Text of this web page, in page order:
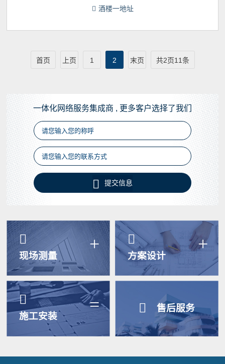
 酒楼一地址
首页 上页 1 2 末页 共2页11条
一体化网络服务集成商 , 更多客户选择了我们
 提交信息

现场测量
+ 
方案设计
+

施工安装
=  售后服务